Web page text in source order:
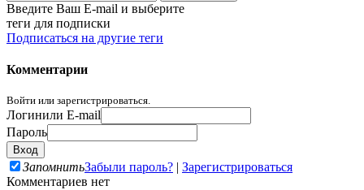
Введите Ваш E-mail и выберите
теги для подписки
Подписаться на другие теги
Комментарии
Войти или зарегистрироваться.
Логинили E-mail
Пароль
ЗапомнитьЗабыли пароль? | Зарегистрироваться
Комментариев нет